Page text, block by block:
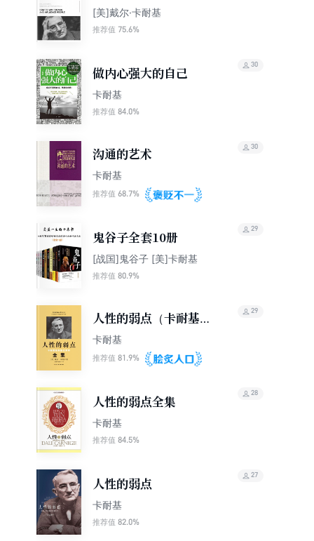
响力
[美]戴尔·卡耐基
推荐值 75.6%
做内心强大的自己
卡耐基
推荐值 84.0%
30
沟通的艺术
卡耐基
推荐值 68.7%
30
鬼谷子全套10册
[战国]鬼谷子 [美]卡耐基
推荐值 80.9%
29
人性的弱点（卡耐基经
典励志系列）
卡耐基
推荐值 81.9%
29
人性的弱点全集
卡耐基
推荐值 84.5%
28
人性的弱点
卡耐基
推荐值 82.0%
27